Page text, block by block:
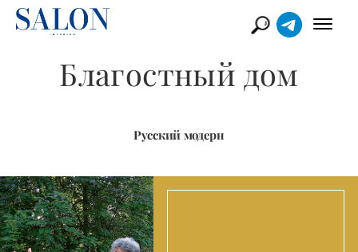
Благостный дом
Русский модерн